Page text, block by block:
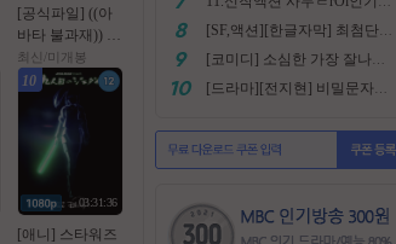
[공식파일] ((아
바타 불과재)) 10
80p 5.1 공식자막
최신/미개봉
10
03:31:36
[애니] 스타워즈
[SF,액션][한글자막] 최첨단 미래특수부대 초대박 안봄후회함~ 진짜잼있어요 스샷 꼭보세요 1080